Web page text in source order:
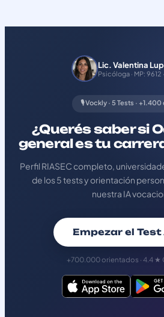
Lic. Valentina
Psicóloga · MP: 9612
🎙️ Vockly · 5 Tests ·
¿Querés saber si
general es tu
Perfil RIASEC completo,
de los 5 tests y orientación
nuestra IA
Empezar el Test
+700.000 orientados · 4.4 ★